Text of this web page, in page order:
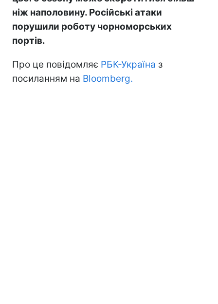
ніж наполовину. Російські атаки
порушили роботу чорноморських
портів.
Про це повідомляє РБК-Україна з
посиланням на Bloomberg.